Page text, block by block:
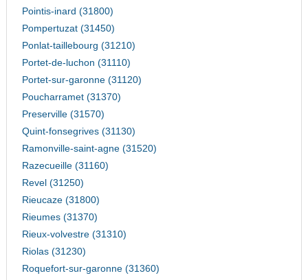
Pointis-inard (31800)
Pompertuzat (31450)
Ponlat-taillebourg (31210)
Portet-de-luchon (31110)
Portet-sur-garonne (31120)
Poucharramet (31370)
Preserville (31570)
Quint-fonsegrives (31130)
Ramonville-saint-agne (31520)
Razecueille (31160)
Revel (31250)
Rieucaze (31800)
Rieumes (31370)
Rieux-volvestre (31310)
Riolas (31230)
Roquefort-sur-garonne (31360)